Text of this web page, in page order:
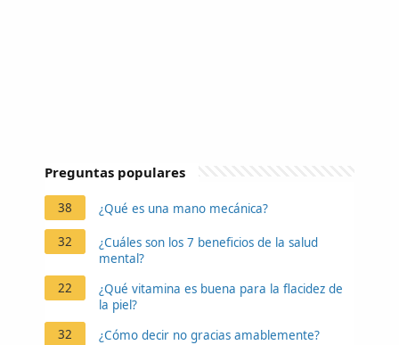
Preguntas populares
38 ¿Qué es una mano mecánica?
32
¿Cuáles son los 7 beneficios de la salud
mental?
22
¿Qué vitamina es buena para la flacidez de
la piel?
32
¿Cómo decir no gracias amablemente?